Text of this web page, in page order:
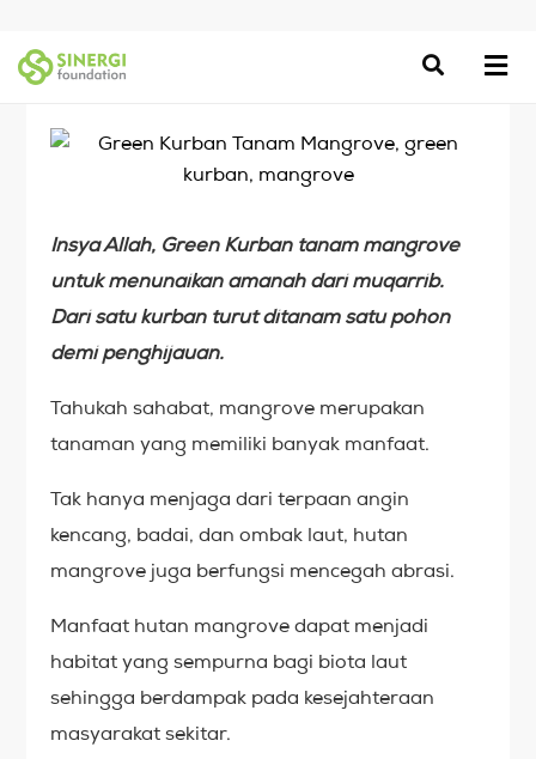
Insya Allah, Green Kurban tanam mangrove
untuk menunaikan amanah dari muqarrib.
Dari satu kurban turut ditanam satu pohon
demi penghijauan.
Tahukah sahabat, mangrove merupakan
tanaman yang memiliki banyak manfaat.
Tak hanya menjaga dari terpaan angin
kencang, badai, dan ombak laut, hutan
mangrove juga berfungsi mencegah abrasi.
Manfaat hutan mangrove dapat menjadi
habitat yang sempurna bagi biota laut
sehingga berdampak pada kesejahteraan
masyarakat sekitar.